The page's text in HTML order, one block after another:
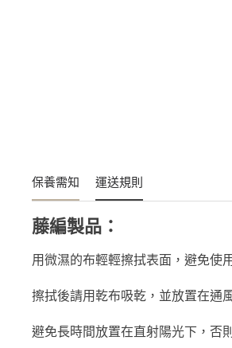
保養需知 運送規則
藤編製品：
用微濕的布輕輕擦拭表面，避免使
擦拭後請用乾布吸乾，並放置在通
避免長時間放置在直射陽光下，否